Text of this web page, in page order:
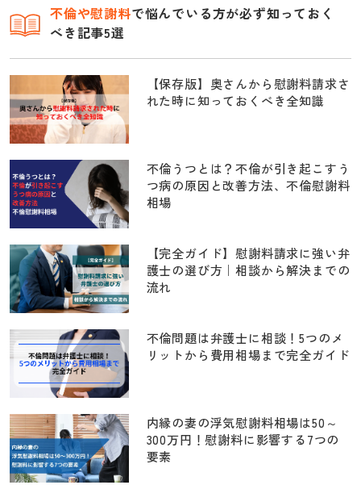
不倫や慰謝料で悩んでいる方が必ず知っておく
べき記事5選
【保存版】奥さんから慰謝料請求さ
れた時に知っておくべき全知識
不倫うつとは？不倫が引き起こすう
つ病の原因と改善方法、不倫慰謝料
相場
【完全ガイド】慰謝料請求に強い弁
護士の選び方｜相談から解決までの
流れ
不倫問題は弁護士に相談！5つのメ
リットから費用相場まで完全ガイド
内縁の妻の浮気慰謝料相場は50～
300万円！慰謝料に影響する7つの
要素